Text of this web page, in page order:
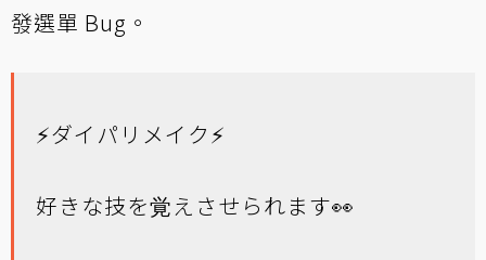
發選單 Bug。
⚡ダイパリメイク⚡
好きな技を覚えさせられます👀